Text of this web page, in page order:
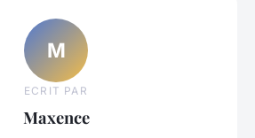
M
ECRIT PAR
Maxence